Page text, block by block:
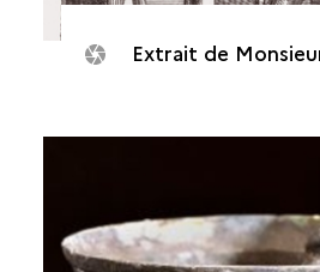
Extrait de Monsieur de